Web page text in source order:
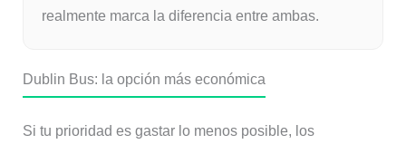
realmente marca la diferencia entre ambas.
Dublin Bus: la opción más económica
Si tu prioridad es gastar lo menos posible, los